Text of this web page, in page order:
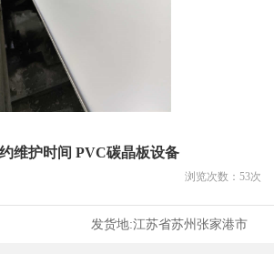
维护时间 PVC碳晶板设备
浏览次数： 53次
发货地:江苏省苏州张家港市